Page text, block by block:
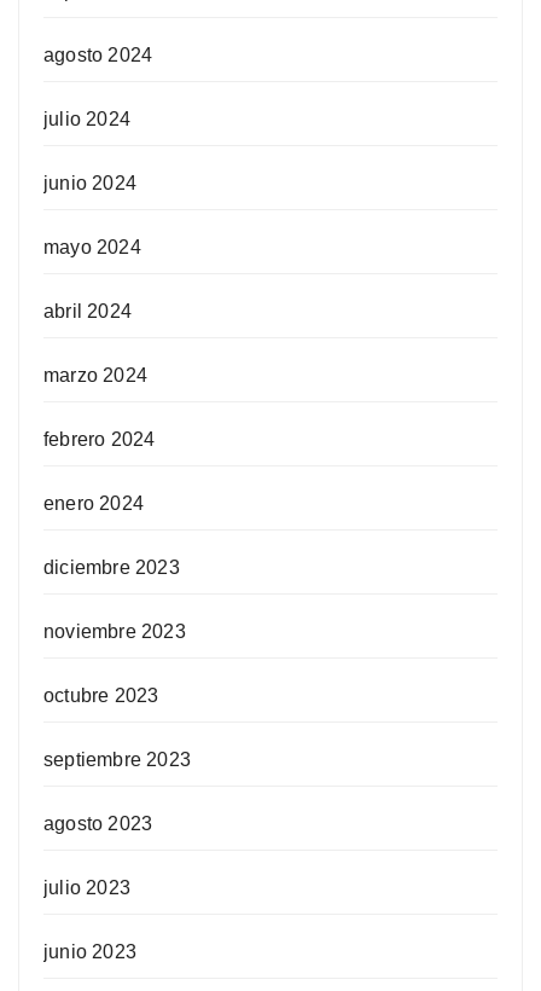
agosto 2024
julio 2024
junio 2024
mayo 2024
abril 2024
marzo 2024
febrero 2024
enero 2024
diciembre 2023
noviembre 2023
octubre 2023
septiembre 2023
agosto 2023
julio 2023
junio 2023